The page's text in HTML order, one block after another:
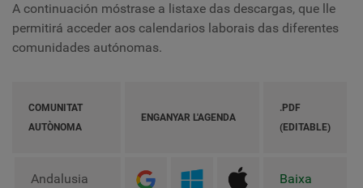
A continuación móstrase a listaxe das descargas, que lle
permitirá acceder aos calendarios laborais das diferentes
comunidades autónomas.
COMUNITAT
AUTÒNOMA
ENGANYAR L'AGENDA
.PDF
(EDITABLE)
Andalusia Baixa